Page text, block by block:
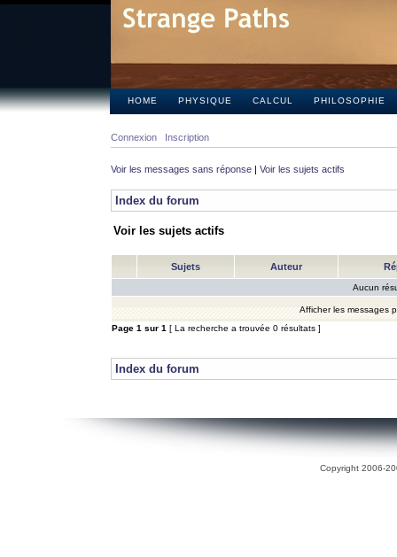
HOME PHYSIQUE CALCUL PHILOSOPHIE
Connexion Inscription
Voir les messages sans réponse | Voir les sujets actifs
Index du forum
Voir les sujets actifs
Sujets Auteur
Aucun
Afficher les messages
Page 1 sur 1 [ La recherche a trouvée 0 résultats ]
Index du forum
Copyright 2006-